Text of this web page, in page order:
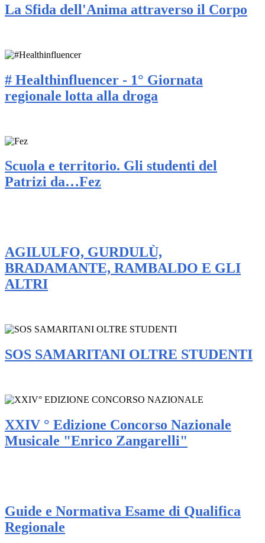
La Sfida dell'Anima attraverso il Corpo
# Healthinfluencer - 1° Giornata
regionale lotta alla droga
Scuola e territorio. Gli studenti del
Patrizi da…Fez
AGILULFO, GURDULÙ,
BRADAMANTE, RAMBALDO E GLI
ALTRI
SOS SAMARITANI OLTRE STUDENTI
XXIV ° Edizione Concorso Nazionale
Musicale "Enrico Zangarelli"
Guide e Normativa Esame di Qualifica
Regionale